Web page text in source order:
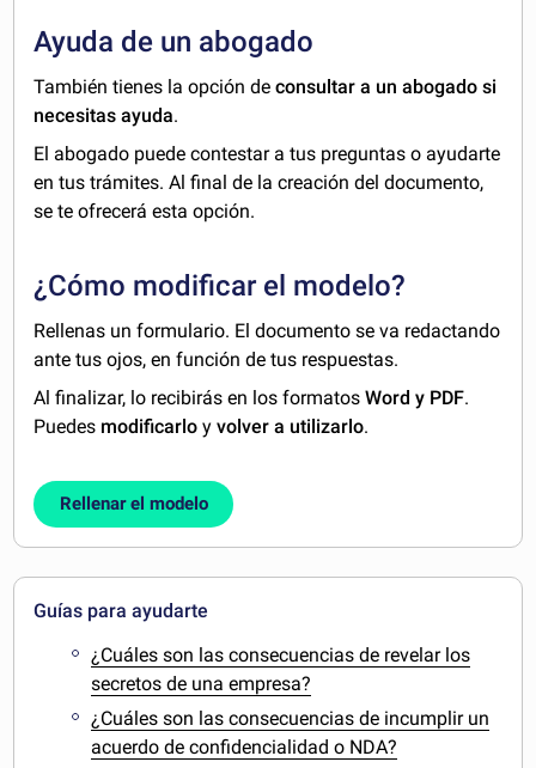
Ayuda de un abogado
También tienes la opción deconsultar a un abogado si
necesitas ayuda.
El abogado puede contestar a tus preguntas o ayudarte
en tus trámites. Al final de la creación del documento,
se te ofrecerá esta opción.
¿Cómo modificar el modelo?
Rellenas un formulario. El documento se va redactando
ante tus ojos, en función de tus respuestas.
Al finalizar, lo recibirás en los formatosWord y PDF.
Puedes modificarlo yvolver a utilizarlo.
Rellenar el modelo
Guías para ayudarte
¿Cuáles son las consecuencias de revelar los
secretos de una empresa?
¿Cuáles son las consecuencias de incumplir un
acuerdo de confidencialidad o NDA?